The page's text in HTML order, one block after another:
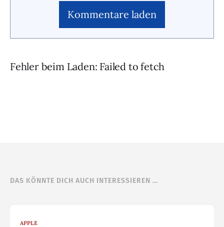
Kommentare laden
Fehler beim Laden: Failed to fetch
DAS KÖNNTE DICH AUCH INTERESSIEREN …
APPLE